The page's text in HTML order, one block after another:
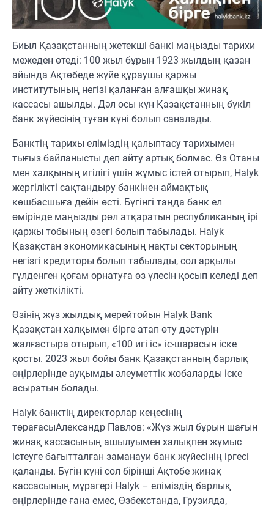
Биыл Қазақстанның жетекші банкі маңызды тарихи
межеден өтеді: 100 жыл бұрын 1923 жылдың қазан
айында Ақтөбеде жүйе құраушы қаржы
институтының негізі қаланған алғашқы жинақ
кассасы ашылды. Дәл осы күн Қазақстанның бүкіл
банк жүйесінің туған күні болып саналады.
Банктің тарихы еліміздің қалыптасу тарихымен
тығыз байланысты деп айту артық болмас. Өз Отаны
мен халқының игілігі үшін жұмыс істей отырып, Halyk
жергілікті сақтандыру банкінен аймақтық
көшбасшыға дейін өсті. Бүгінгі таңда банк ел
өмірінде маңызды рөл атқаратын республиканың ірі
қаржы тобының өзегі болып табылады. Halyk
Қазақстан экономикасының нақты секторының
негізгі кредиторы болып табылады, сол арқылы
гүлденген қоғам орнатуға өз үлесін қосып келеді деп
айту жеткілікті.
Өзінің жүз жылдық мерейтойын Halyk Bank
Қазақстан халқымен бірге атап өту дәстүрін
жалғастыра отырып, «100 игі іс» іс-шарасын іске
қосты. 2023 жыл бойы банк Қазақстанның барлық
өңірлерінде ауқымды әлеуметтік жобаларды іске
асыратын болады.
Halyk банктің директорлар кеңесінің
төрағасыАлександр Павлов: «Жүз жыл бұрын шағын
жинақ кассасының ашылуымен халықпен жұмыс
істеуге бағытталған заманауи банк жүйесінің іргесі
қаланды. Бүгін күні сол бірінші Ақтөбе жинақ
кассасының мұрагері Halyk – еліміздің барлық
өңірлерінде ғана емес, Өзбекстанда, Грузияда,